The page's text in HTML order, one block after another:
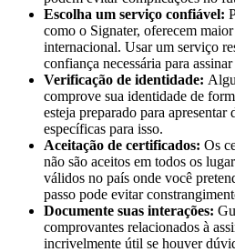
Escolha um serviço confiável:
como o Signater, oferecem
internacional. Usar um serviço
confiança necessária para
Verificação de identidade:
comprove sua identidade de
esteja preparado para apresentar
específicas para isso.
Aceitação de certificados: Os
não são aceitos em todos os
válidos no país onde você
passo pode evitar
Documente suas interações:
comprovantes relacionados à
incrivelmente útil se houver